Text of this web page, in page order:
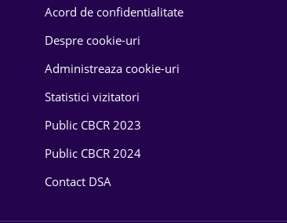
Acord de confidentialitate
Despre cookie-uri
Administreaza cookie-uri
Statistici vizitatori
Public CBCR 2023
Public CBCR 2024
Contact DSA